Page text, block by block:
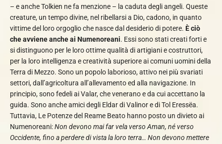
– e anche Tolkien ne fa menzione – la caduta degli angeli. Queste
creature, un tempo divine, nel ribellarsi a Dio, cadono, in quanto
vittime del loro orgoglio che nasce dal desiderio di potere. È ciò
che avviene anche ai Numenoreani. Essi sono stati creati forti e
si distinguono per le loro ottime qualità di artigiani e costruttori,
per la loro intelligenza e creatività superiore ai comuni uomini della
Terra di Mezzo. Sono un popolo laborioso, attivo nei più svariati
settori, dall’agricoltura all’allevamento ed alla navigazione. In
principio, sono fedeli ai Valar, che venerano e da cui accettano la
guida. Sono anche amici degli Eldar di Valinor e di Tol Eressëa.
Tuttavia, Le Potenze del Reame Beato hanno posto un divieto ai
Numenoreani:Non devono mai far vela verso Aman, né verso
Occidente, fino a perdere di vista la loro terra… Non devono mettere